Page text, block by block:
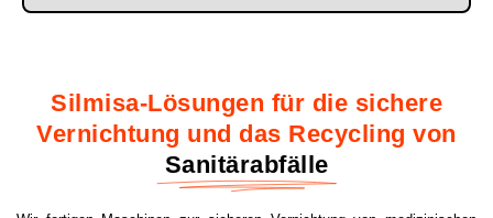
Silmisa-Lösungen für die sichere
Vernichtung und das Recycling von
Sanitärabfälle